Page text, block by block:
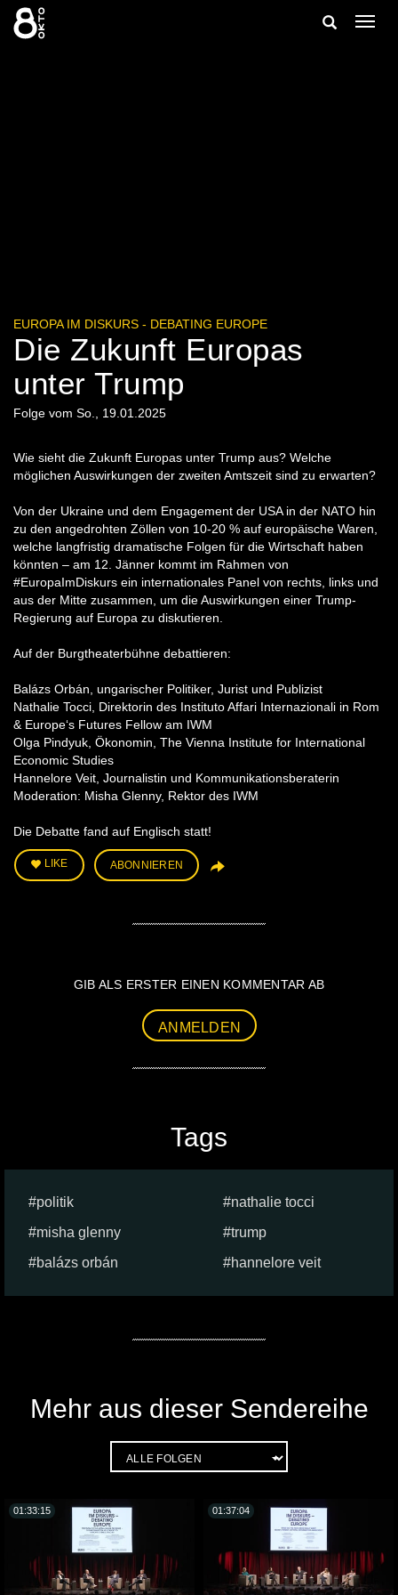
Zum
Inhalt
springen
Suche
EUROPA IM DISKURS - DEBATING EUROPE
Die Zukunft Europas
unter Trump
Folge vom So., 19.01.2025
Wie sieht die Zukunft Europas unter Trump aus? Welche
möglichen Auswirkungen der zweiten Amtszeit sind zu erwarten?
Von der Ukraine und dem Engagement der USA in der NATO hin
zu den angedrohten Zöllen von 10-20 % auf europäische Waren,
welche langfristig dramatische Folgen für die Wirtschaft haben
könnten – am 12. Jänner kommt im Rahmen von
#EuropaImDiskurs ein internationales Panel von rechts, links und
aus der Mitte zusammen, um die Auswirkungen einer Trump-
Regierung auf Europa zu diskutieren.
Auf der Burgtheaterbühne debattieren:
Balázs Orbán, ungarischer Politiker, Jurist und Publizist
Nathalie Tocci, Direktorin des Instituto Affari Internazionali in Rom
& Europe‘s Futures Fellow am IWM
Olga Pindyuk, Ökonomin, The Vienna Institute for International
Economic Studies
Hannelore Veit, Journalistin und Kommunikationsberaterin
Moderation: Misha Glenny, Rektor des IWM
Die Debatte fand auf Englisch statt!
LIKE ABONNIEREN
GIB ALS ERSTER EINEN KOMMENTAR AB
ANMELDEN
Tags
politik
nathalie tocci
misha glenny
trump
balázs orbán
hannelore veit
Mehr aus dieser Sendereihe
01:33:15 01:37:04